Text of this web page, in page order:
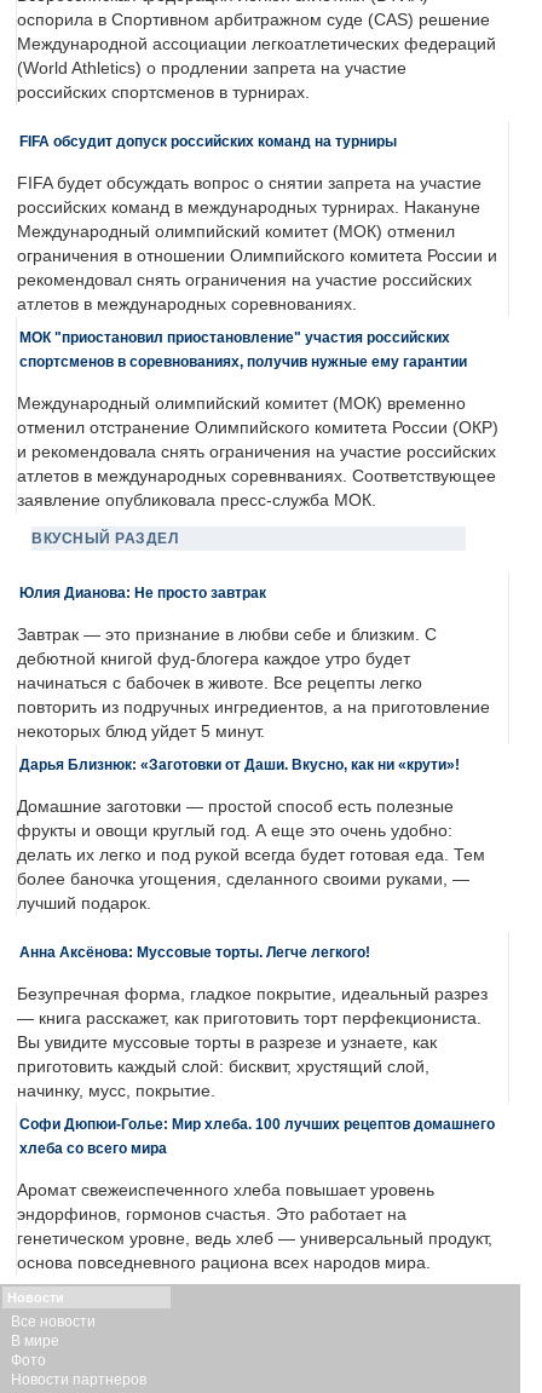
оспорила в Спортивном арбитражном суде (CAS) решение
Международной ассоциации легкоатлетических федераций
(World Athletics) о продлении запрета на участие
российских спортсменов в турнирах.
FIFA обсудит допуск российских команд на турниры
FIFA будет обсуждать вопрос о снятии запрета на участие
российских команд в международных турнирах. Накануне
Международный олимпийский комитет (МОК) отменил
ограничения в отношении Олимпийского комитета России и
рекомендовал снять ограничения на участие российских
атлетов в международных соревнованиях.
МОК "приостановил приостановление" участия российских
спортсменов в соревнованиях, получив нужные ему гарантии
Международный олимпийский комитет (МОК) временно
отменил отстранение Олимпийского комитета России (ОКР)
и рекомендовала снять ограничения на участие российских
атлетов в международных соревнваниях. Соответствующее
заявление опубликовала пресс-служба МОК.
ВКУСНЫЙ РАЗДЕЛ
Юлия Дианова: Не просто завтрак
Завтрак — это признание в любви себе и близким. С
дебютной книгой фуд-блогера каждое утро будет
начинаться с бабочек в животе. Все рецепты легко
повторить из подручных ингредиентов, а на приготовление
некоторых блюд уйдет 5 минут.
Дарья Близнюк: «Заготовки от Даши. Вкусно, как ни «крути»!
Домашние заготовки — простой способ есть полезные
фрукты и овощи круглый год. А еще это очень удобно:
делать их легко и под рукой всегда будет готовая еда. Тем
более баночка угощения, сделанного своими руками, —
лучший подарок.
Анна Аксёнова: Муссовые торты. Легче легкого!
Безупречная форма, гладкое покрытие, идеальный разрез
— книга расскажет, как приготовить торт перфекциониста.
Вы увидите муссовые торты в разрезе и узнаете, как
приготовить каждый слой: бисквит, хрустящий слой,
начинку, мусс, покрытие.
Софи Дюпюи-Голье: Мир хлеба. 100 лучших рецептов домашнего
хлеба со всего мира
Аромат свежеиспеченного хлеба повышает уровень
эндорфинов, гормонов счастья. Это работает на
генетическом уровне, ведь хлеб — универсальный продукт,
основа повседневного рациона всех народов мира.
Новости
Все новости
В мире
Фото
Новости партнеров